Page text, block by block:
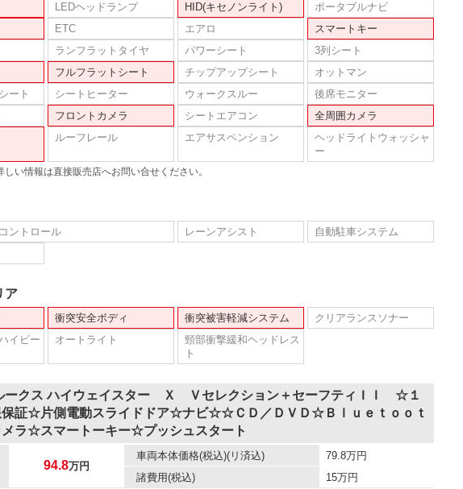
LEDヘッドランプ HID(キセノンライト)
ポータブルナビ
ETC エアロ
スマートキー
ランフラットタイヤ パワーシート
3列シート
フルフラットシート チップアップシート
オットマン
ート
シートヒーター ウォークスルー
後席モニター
フロントカメラ シートエアコン
全周囲カメラ
ルーフレール エアサスペンション
ヘッドライトウォッシャ
ー
い情報は直接販売店へお問い合せください。
ントロール レーンアシスト
自動駐車システム
ア
衝突安全ボディ 衝突被害軽減システム
クリアランスソナー
イビー
オートライト
頸部衝撃緩和ヘッドレス
ト
ークス ハイウェイスター Ｘ Ｖセレクション＋セーフティＩＩ ☆１
保証☆片側電動スライドドア☆ナビ☆☆ＣＤ／ＤＶＤ☆Ｂｌｕｅｔｏｏｔ
ラ☆スマートーキー☆プッシュスタート
94.8万円
車両本体価格(税込)(リ済込) 79.8万円
諸費用(税込) 15万円